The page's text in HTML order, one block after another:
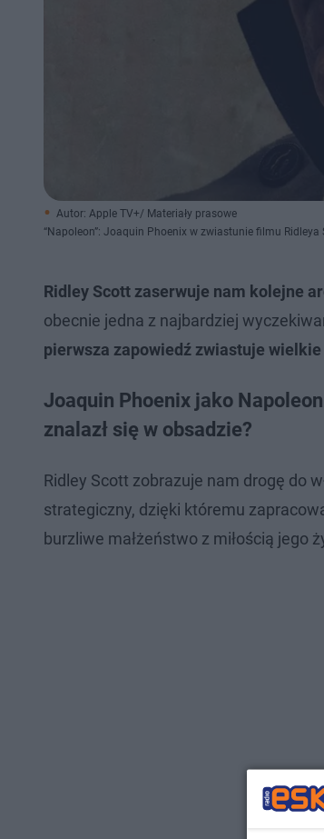
Autor: Apple TV+/ Materiały prasowe
“Napoleon”: Joaquin Phoenix w zwiastunie filmu Ridleya
Ridley Scott zaserwuje nam kolejne
obecnie jedna z najbardziej
pierwsza zapowiedź zwiastuje
Joaquin Phoenix jako
znalazł się w obsadzie?
Ridley Scott zobrazuje nam drogę do
strategiczny, dzięki któremu
burzliwe małżeństwo z miłością jego